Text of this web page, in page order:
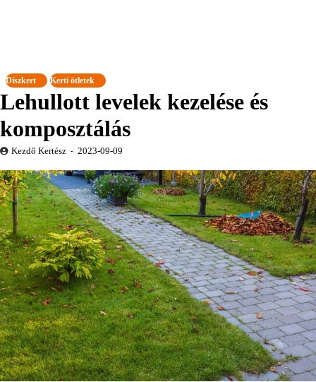
Díszkert Kerti ötletek
Lehullott levelek kezelése és
komposztálás
Kezdő Kertész 2023-09-09